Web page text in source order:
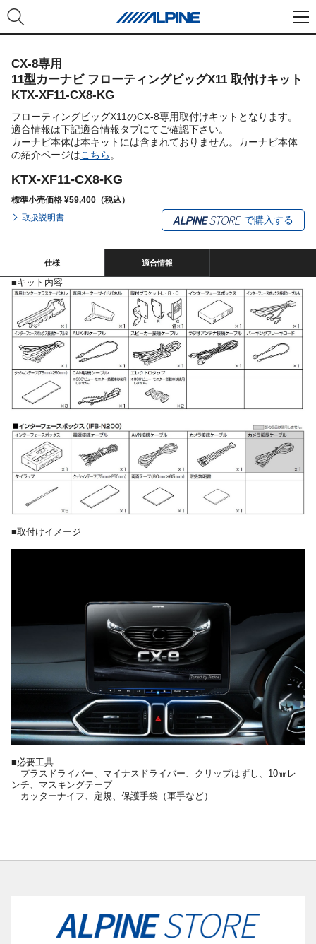
CX-8専用
11型カーナビ フローティングビッグX11 取付けキット
KTX-XF11-CX8-KG
フローティングビッグX11のCX-8専用取付けキットとなります。
適合情報は下記適合情報タブにてご確認下さい。
カーナビ本体は本キットには含まれておりません。カーナビ本体
の紹介ページはこちら 。
KTX-XF11-CX8-KG
標準小売価格 ¥59,400（税込）
取扱説明書
で購入する
仕様 適合情報
■キット内容
■取付けイメージ
■必要工具
プラスドライバー、マイナスドライバー、クリップはずし、10㎜レ
ンチ、マスキングテープ
カッターナイフ、定規、保護手袋（軍手など）